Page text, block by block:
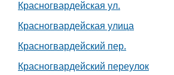
Красногвардейская ул.
Красногвардейская улица
Красногвардейский пер.
Красногвардейский переулок